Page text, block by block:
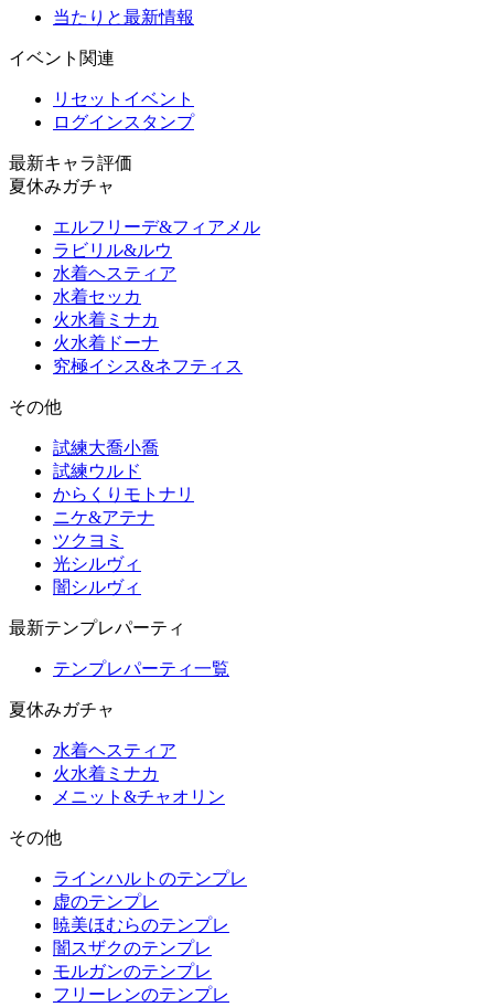
当たりと最新情報
イベント関連
リセットイベント
ログインスタンプ
最新キャラ評価
夏休みガチャ
エルフリーデ&フィアメル
ラビリル&ルウ
水着ヘスティア
水着セッカ
火水着ミナカ
火水着ドーナ
究極イシス&ネフティス
その他
試練大喬小喬
試練ウルド
からくりモトナリ
ニケ&アテナ
ツクヨミ
光シルヴィ
闇シルヴィ
最新テンプレパーティ
テンプレパーティ一覧
夏休みガチャ
水着ヘスティア
火水着ミナカ
メニット&チャオリン
その他
ラインハルトのテンプレ
虚のテンプレ
暁美ほむらのテンプレ
闇スザクのテンプレ
モルガンのテンプレ
フリーレンのテンプレ